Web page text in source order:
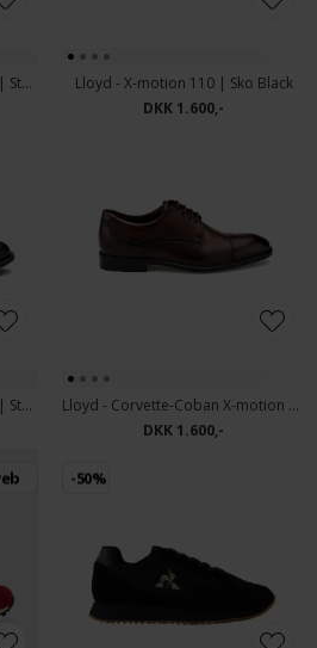
Lloyd - Eezy 315 chelsea boot | Støvle Brown
Lloyd - X-motion 110 | Sko Black
DKK 1.600,-
Lloyd - Eezy 315 chelsea boot | Støvle Black
Lloyd - Corvette-Coban X-motion 150 | Sko Brown
DKK 1.600,-
-50%